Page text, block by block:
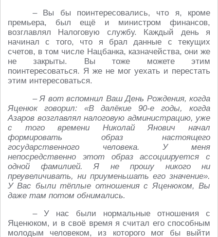
– Вы бы поинтересовались, что я, кроме
премьера, был ещё и министром финансов,
возглавлял Налоговую службу. Каждый день я
начинал с того, что я брал данные с текущих
счетов, в том числе Нацбанка, казначейства, они же
не закрыты. Вы тоже можете этим
поинтересоваться. Я же не мог уехать и перестать
этим интересоваться.
– Я вот вспомнил Ваш День Рождения, когда
Яценюк говорил: «В далёкие 90-е годы, когда
Азаров возглавлял налоговую администрацию, уже
с того времени Николай Янович начал
формировать образ настоящего
государственного человека. У меня
непосредственно этот образ ассоциируется с
одной фамилией. Я не прошу никого ни
преувеличивать, ни приуменьшать его значение».
У Вас были тёплые отношения с Яценюком, Вы
даже там потом обнимались.
– У нас были нормальные отношения с
Яценюком, и в своё время я считал его способным
молодым человеком, из которого мог бы выйти